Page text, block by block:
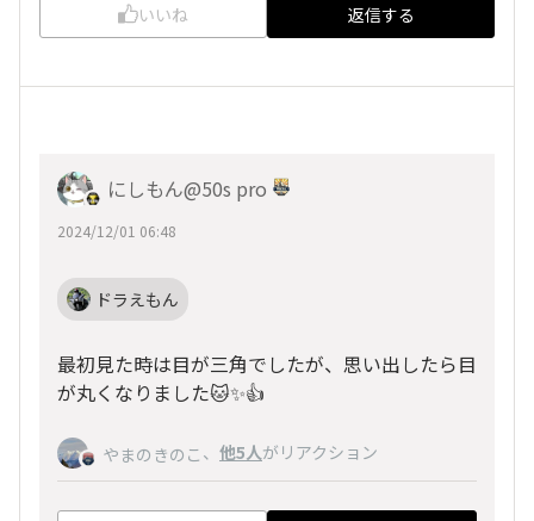
いいね 返信する
にしもん@50s pro
2024/12/01 06:48
ドラえもん
最初見た時は目が三角でしたが、思い出したら目
が丸くなりました🐱✨👍
やまのきのこ 、 他5人がリアクション